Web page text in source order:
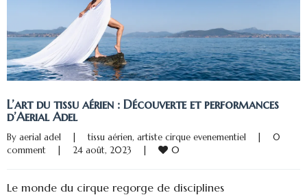
L’art du tissu aérien : Découverte et performances
d’Aerial Adel
By aerial adel tissu aérien, artiste cirque evenementiel
0
comment
24 août, 2023 0
Le monde du cirque regorge de disciplines